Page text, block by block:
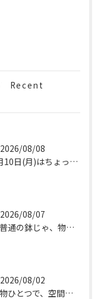
Recent
2026/08/08
8月10日(月)はちょっと遅めのOPENです🌿
2026/08/07
【普通の鉢じゃ、物足りない。
2026/08/02
植物ひとつで、空間はもっと完成する。